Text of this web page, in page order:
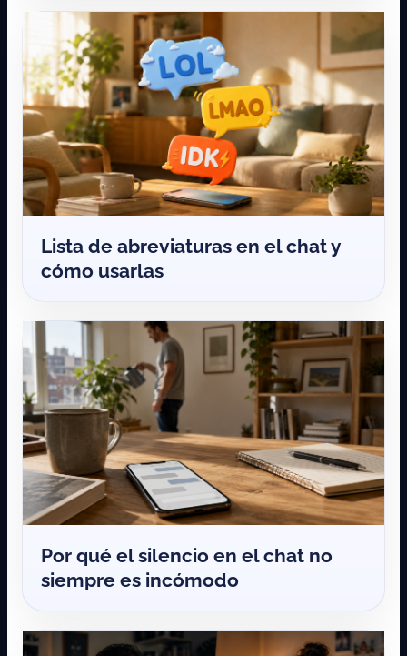
Lista de abreviaturas en el chat y
cómo usarlas
Por qué el silencio en el chat no
siempre es incómodo